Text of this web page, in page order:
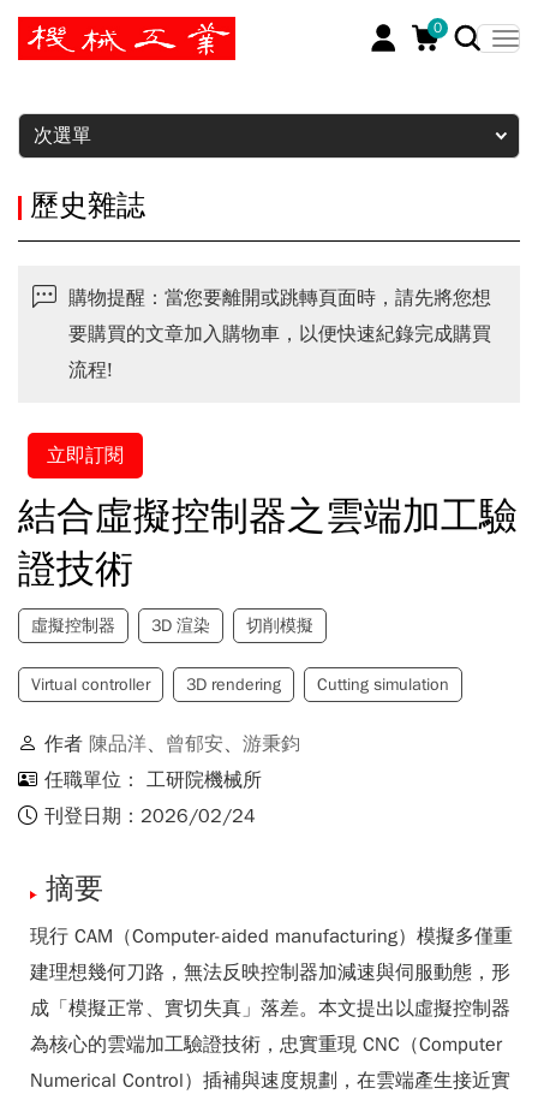
0
暫停
次選單
歷史雜誌
購物提醒：當您要離開或跳轉頁面時，請先將您想
要購買的文章加入購物車，以便快速紀錄完成購買
流程!
立即訂閱
結合虛擬控制器之雲端加工驗
證技術
虛擬控制器 3D 渲染 切削模擬
Virtual controller 3D rendering Cutting simulation
作者 陳品洋、 曾郁安、 游秉鈞
任職單位： 工研院機械所
刊登日期：2026/02/24
摘要
現行 CAM（Computer-aided manufacturing）模擬多僅重
建理想幾何刀路，無法反映控制器加減速與伺服動態，形
成「模擬正常、實切失真」落差。本文提出以虛擬控制器
為核心的雲端加工驗證技術，忠實重現 CNC（Computer
Numerical Control）插補與速度規劃，在雲端產生接近實